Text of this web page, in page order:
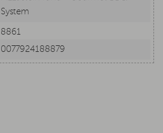
System
8861
0077924188879